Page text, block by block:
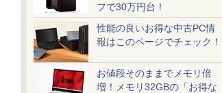
フで30万円台！
性能の良いお得な中古PC情
報はこのページでチェック！
お値段そのままでメモリ倍
増！メモリ32GBの「お得な